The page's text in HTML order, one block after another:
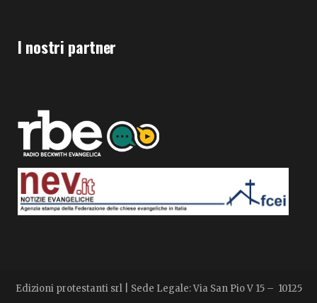
I nostri partner
Edizioni protestanti srl | Sede Legale: Via San Pio V 15 – 10125